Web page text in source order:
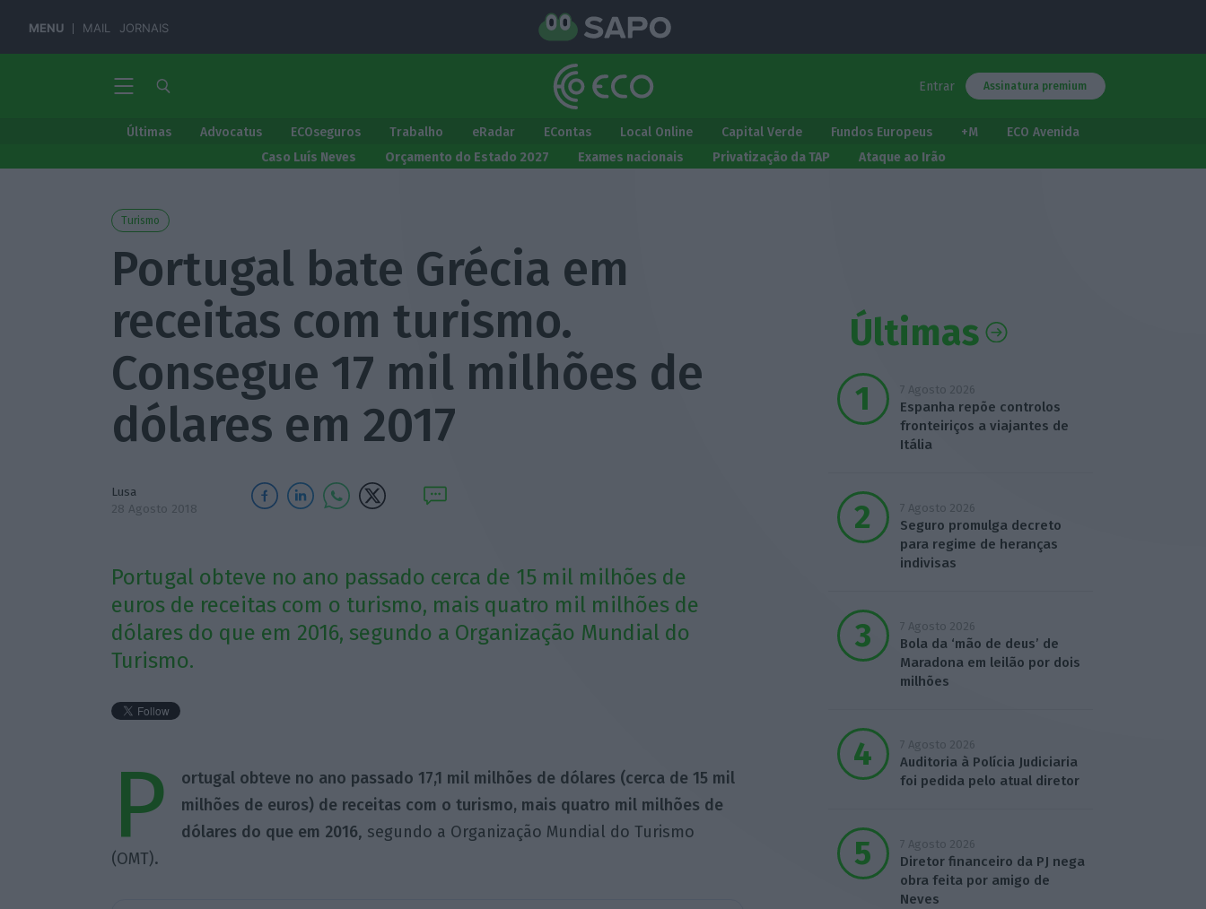
MENU MAIL JORNAIS
Entrar Assinatura premium
Últimas Advocatus ECOseguros Trabalho eRadar EContas Local Online Capital Verde Fundos Europeus +M
ECO Avenida
Caso Luís Neves
Orçamento do Estado 2027 Exames nacionais Privatização da TAP Ataque ao Irão
Turismo
Portugal bate Grécia em
receitas com turismo.
Consegue 17 mil milhões de
dólares em 2017
Lusa
28 Agosto 2018
Portugal obteve no ano passado cerca de 15 mil milhões de
euros de receitas com o turismo, mais quatro mil milhões de
dólares do que em 2016, segundo a Organização Mundial do
Turismo.
P
ortugal obteve no ano passado 17,1 mil milhões de dólares (cerca de 15 mil
milhões de euros) de receitas com o turismo, mais quatro mil milhões de
dólares do que em 2016, segundo a Organização Mundial do Turismo
(OMT).
Últimas
7 Agosto 2026
Espanha repõe controlos
fronteiriços a viajantes de
Itália
7 Agosto 2026
Seguro promulga decreto
para regime de heranças
indivisas
7 Agosto 2026
Bola da ‘mão de deus’ de
Maradona em leilão por dois
milhões
7 Agosto 2026
Auditoria à Polícia Judiciaria
foi pedida pelo atual diretor
7 Agosto 2026
Diretor financeiro da PJ nega
obra feita por amigo de
Neves